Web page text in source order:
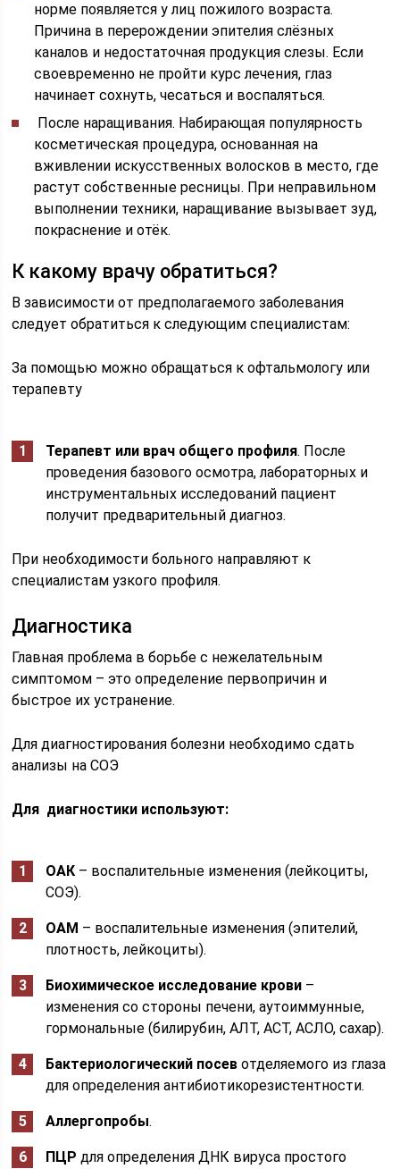
норме появляется у лиц пожилого возраста.
Причина в перерождении эпителия слёзных
каналов и недостаточная продукция слезы. Если
своевременно не пройти курс лечения, глаз
начинает сохнуть, чесаться и воспаляться.
После наращивания. Набирающая популярность
косметическая процедура, основанная на
вживлении искусственных волосков в место, где
растут собственные ресницы. При неправильном
выполнении техники, наращивание вызывает зуд,
покраснение и отёк.
К какому врачу обратиться?
В зависимости от предполагаемого заболевания
следует обратиться к следующим специалистам:
За помощью можно обращаться к офтальмологу или
терапевту
Терапевт или врач общего профиля. После
проведения базового осмотра, лабораторных и
инструментальных исследований пациент
получит предварительный диагноз.
При необходимости больного направляют к
специалистам узкого профиля.
Диагностика
Главная проблема в борьбе с нежелательным
симптомом – это определение первопричин и
быстрое их устранение.
Для диагностирования болезни необходимо сдать
анализы на СОЭ
Для диагностики используют:
ОАК – воспалительные изменения (лейкоциты,
СОЭ).
ОАМ – воспалительные изменения (эпителий,
плотность, лейкоциты).
Биохимическое исследование крови –
изменения со стороны печени, аутоиммунные,
гормональные (билирубин, АЛТ, АСТ, АСЛО, сахар).
Бактериологический посев отделяемого из глаза
для определения антибиотикорезистентности.
Аллергопробы.
ПЦР для определения ДНК вируса простого